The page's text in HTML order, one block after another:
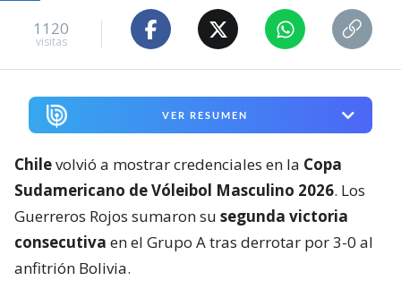
1120
visitas
VER RESUMEN
Chilevolvió a mostrar credenciales en la Copa
Sudamericano de Vóleibol Masculino 2026. Los
Guerreros Rojos sumaron su segunda victoria
consecutiva en el Grupo A tras derrotar por 3-0 al
anfitrión Bolivia.